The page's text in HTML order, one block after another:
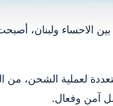
الاحساء ولبنان،
لعملية الشحن، من
آمن وفعال.